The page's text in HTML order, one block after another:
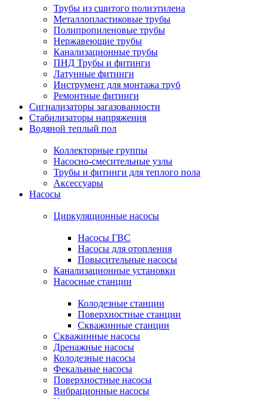
Трубы из сшитого полиэтилена
Металлопластиковые трубы
Полипропиленовые трубы
Нержавеющие трубы
Канализационные трубы
ПНД Трубы и фитинги
Латунные фитинги
Инструмент для монтажа труб
Ремонтные фитинги
Сигнализаторы загазованности
Стабилизаторы напряжения
Водяной теплый пол
Коллекторные группы
Насосно-смесительные узлы
Трубы и фитинги для теплого пола
Аксессуары
Насосы
Циркуляционные насосы
Насосы ГВС
Насосы для отопления
Повысительные насосы
Канализационные установки
Насосные станции
Колодезные станции
Поверхностные станции
Скважинные станции
Скважинные насосы
Дренажные насосы
Колодезные насосы
Фекальные насосы
Поверхностные насосы
Вибрационные насосы